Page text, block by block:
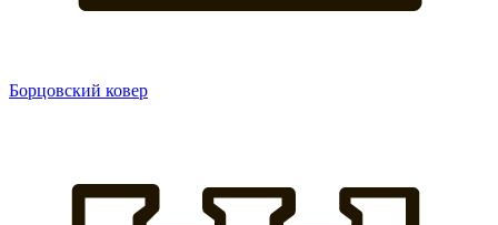
Борцовский ковер